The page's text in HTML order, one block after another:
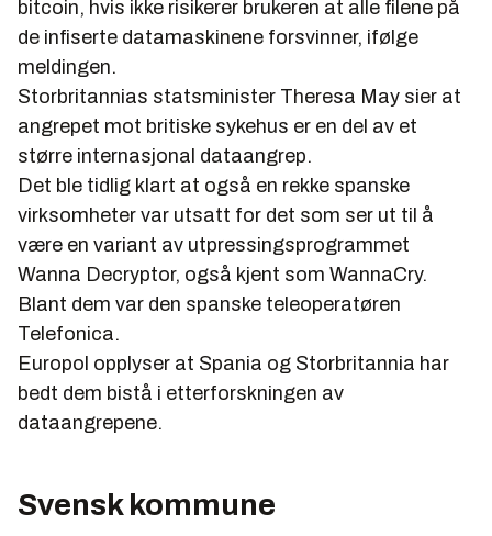
bitcoin, hvis ikke risikerer brukeren at alle filene på
de infiserte datamaskinene forsvinner, ifølge
meldingen.
Storbritannias statsminister Theresa May sier at
angrepet mot britiske sykehus er en del av et
større internasjonal dataangrep.
Det ble tidlig klart at også en rekke spanske
virksomheter var utsatt for det som ser ut til å
være en variant av utpressingsprogrammet
Wanna Decryptor, også kjent som WannaCry.
Blant dem var den spanske teleoperatøren
Telefonica.
Europol opplyser at Spania og Storbritannia har
bedt dem bistå i etterforskningen av
dataangrepene.
Svensk kommune